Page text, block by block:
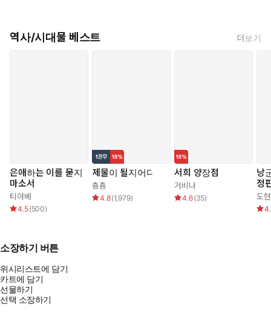
역사/시대물 베스트 더보기
은애하는 이를 묻지
마소서
티야베
4.5(500)
제물이 될지어다
춈춈
4.8(1,979)
서희 양장점
거비나
4.6(35)
낭
정
도
소장하기 버튼
위시리스트에 담기
카트에 담기
선물하기
선택 소장하기